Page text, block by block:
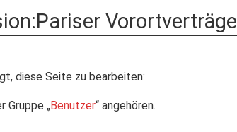
Vorortverträge
diese Seite zu bearbeiten:
Gruppe „Benutzer“ angehören.